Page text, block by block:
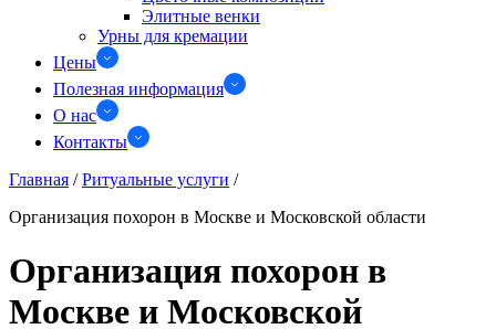
Элитные венки
Урны для кремации
Цены
Полезная информация
О нас
Контакты
Главная / Ритуальные услуги /
Организация похорон в Москве и Московской области
Организация похорон в
Москве и Московской